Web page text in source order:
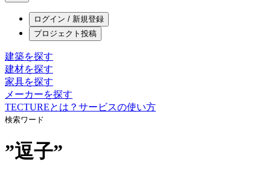
ログイン / 新規登録
プロジェクト投稿
建築を探す
建材を探す
家具を探す
メーカーを探す
TECTUREとは？ サービスの使い方
検索ワード
”逗子”